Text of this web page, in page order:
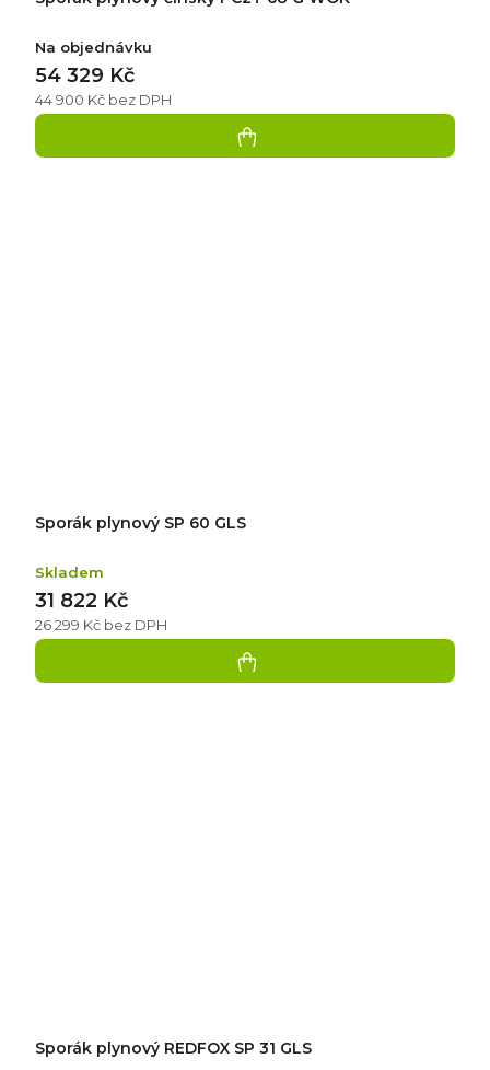
Na objednávku
44 900 Kč bez DPH
54 329 Kč
Sporák plynový SP 60 GLS
Skladem
26 299 Kč bez DPH
31 822 Kč
Sporák plynový REDFOX SP 31 GLS